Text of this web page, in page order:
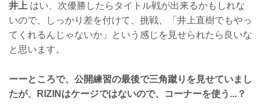
井上 はい、次優勝したらタイトル戦が出来るかもしれな
いので、しっかり差を付けて、挑戦、「井上直樹でもやっ
てくれるんじゃないか」という感じを見せられたら良いな
と思います。
ーーところで、公開練習の最後で三角蹴りを見せていまし
たが、RIZINはケージではないので、コーナーを使う...？